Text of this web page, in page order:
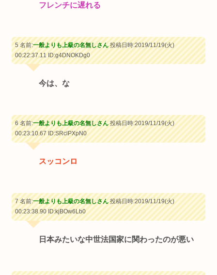
フレンチに遅れる
5 名前:一般よりも上級の名無しさん投稿日時:2019/11/19(火)
00:22:37.11ID:g4DNOKDg0
今は、な
6 名前:一般よりも上級の名無しさん投稿日時:2019/11/19(火)
00:23:10.67ID:SRclPXpN0
スッコンロ
7 名前:一般よりも上級の名無しさん投稿日時:2019/11/19(火)
00:23:38.90ID:kjBOw6Lb0
日本みたいな中世法国家に関わったのが悪い